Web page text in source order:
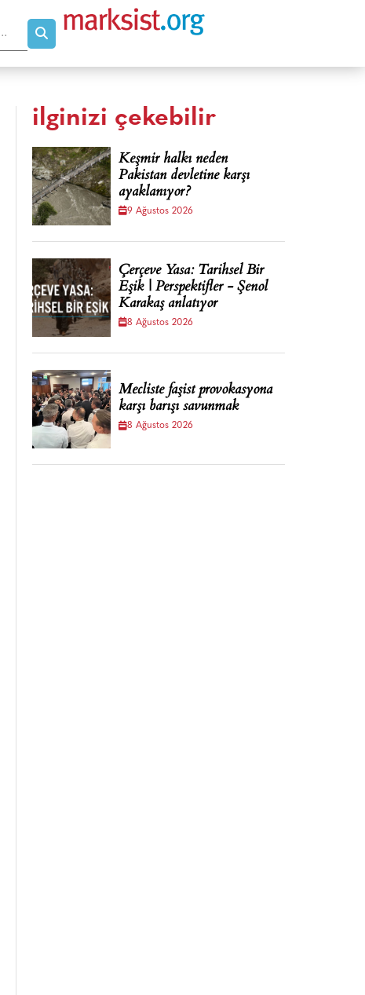
ilginizi çekebilir
Keşmir halkı neden
Pakistan devletine karşı
ayaklanıyor?
9 Ağustos 2026
Çerçeve Yasa: Tarihsel Bir
Eşik | Perspektifler - Şenol
Karakaş anlatıyor
8 Ağustos 2026
Mecliste faşist provokasyona
karşı barışı savunmak
8 Ağustos 2026